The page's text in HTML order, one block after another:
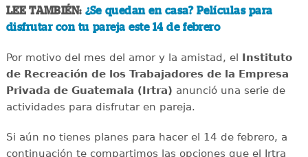
LEE TAMBIÉN: ¿Se quedan en casa? Películas para
disfrutar con tu pareja este 14 de febrero
Por motivo del mes del amor y la amistad, el Instituto
de Recreación de los Trabajadores de la Empresa
Privada de Guatemala (Irtra) anunció una serie de
actividades para disfrutar en pareja.
Si aún no tienes planes para hacer el 14 de febrero, a
continuación te compartimos las opciones que el Irtra